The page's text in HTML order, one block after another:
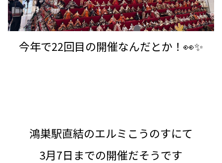
今年で22回目の開催なんだとか！👀✨
鴻巣駅直結のエルミこうのすにて
3月7日までの開催だそうです